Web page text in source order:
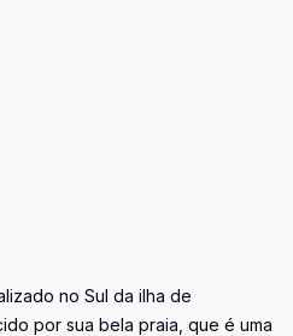
no Sul da ilha de
por sua bela praia, que é uma